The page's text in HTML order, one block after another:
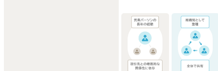
営業パーソンの長年の経験
や取引先との暗黙的な関係
性に依存しすぎてしまうこ
で、個人商店化や属人化に